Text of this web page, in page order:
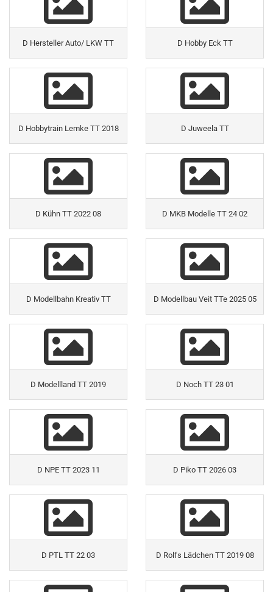
D Hersteller Auto/ LKW TT D Hobby Eck TT
D Hobbytrain Lemke TT 2018 D Juweela TT
D Kühn TT 2022 08 D MKB Modelle TT 24 02
D Modellbahn Kreativ TT D Modellbau Veit TTe 2025 05
D Modellland TT 2019 D Noch TT 23 01
D NPE TT 2023 11 D Piko TT 2026 03
D PTL TT 22 03 D Rolfs Lädchen TT 2019 08